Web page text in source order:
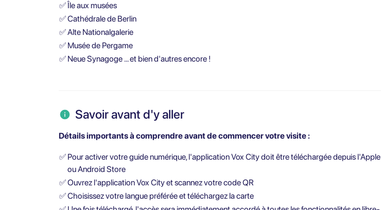
✅ Île aux musées
✅Cathédrale de Berlin
✅Alte Nationalgalerie
✅ Musée de Pergame
✅ Neue Synagoge ... et bien d'autres encore !
Savoir avant d'y aller
Détails importants à comprendre avant de commencer votre visite :
✅ Pour activer votre guide numérique, l'application Vox City doit être téléchargée depuis l'Apple
ou Android Store
✅Ouvrez l'application Vox City et scannez votre code QR
✅Choisissez votre langue préférée et téléchargez la carte